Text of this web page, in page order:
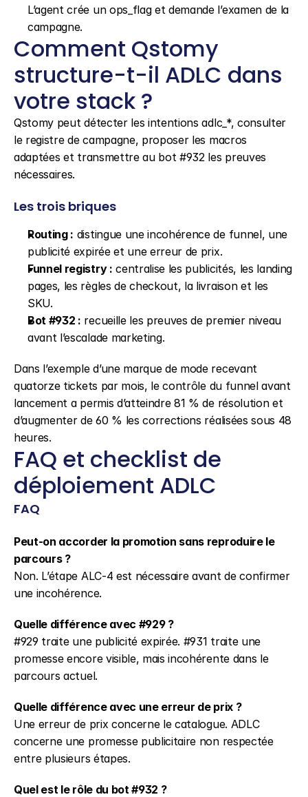
L’agent crée un ops_flag et demande l’examen de la
campagne.
Comment Qstomy
structure-t-il ADLC dans
votre stack ?
Qstomy peut détecter les intentions adlc_*, consulter
le registre de campagne, proposer les macros
adaptées et transmettre au bot #932 les preuves
nécessaires.
Les trois briques
Routing : distingue une incohérence de funnel, une
publicité expirée et une erreur de prix.
Funnel registry : centralise les publicités, les landing
pages, les règles de checkout, la livraison et les
SKU.
Bot #932 : recueille les preuves de premier niveau
avant l’escalade marketing.
Dans l’exemple d’une marque de mode recevant
quatorze tickets par mois, le contrôle du funnel avant
lancement a permis d’atteindre 81 % de résolution et
d’augmenter de 60 % les corrections réalisées sous 48
heures.
FAQ et checklist de
déploiement ADLC
FAQ
Peut-on accorder la promotion sans reproduire le
parcours ?
Non. L’étape ALC-4 est nécessaire avant de confirmer
une incohérence.
Quelle différence avec #929 ?
#929 traite une publicité expirée. #931 traite une
promesse encore visible, mais incohérente dans le
parcours actuel.
Quelle différence avec une erreur de prix ?
Une erreur de prix concerne le catalogue. ADLC
concerne une promesse publicitaire non respectée
entre plusieurs étapes.
Quel est le rôle du bot #932 ?